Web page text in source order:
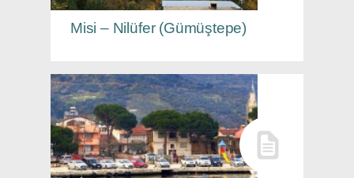
Misi – Nilüfer (Gümüştepe)